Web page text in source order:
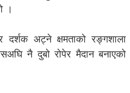
।
दर्शक अट्ने क्षमताको रङ्गशाला
नै दुबो रोपेर मैदान बनाएको